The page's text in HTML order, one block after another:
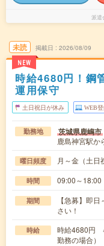
派遣
未読
NEW
掲載日 2026/08/09
時給4680円！鋼
運用保守
土日祝日が休み WEB
勤務地 茨城県鹿嶋市
鹿島神宮駅か
曜日頻度 月～金（土日
時間 09:00～
期間
【急募】即
さい！
時給
時給4680円
勤務の場合）